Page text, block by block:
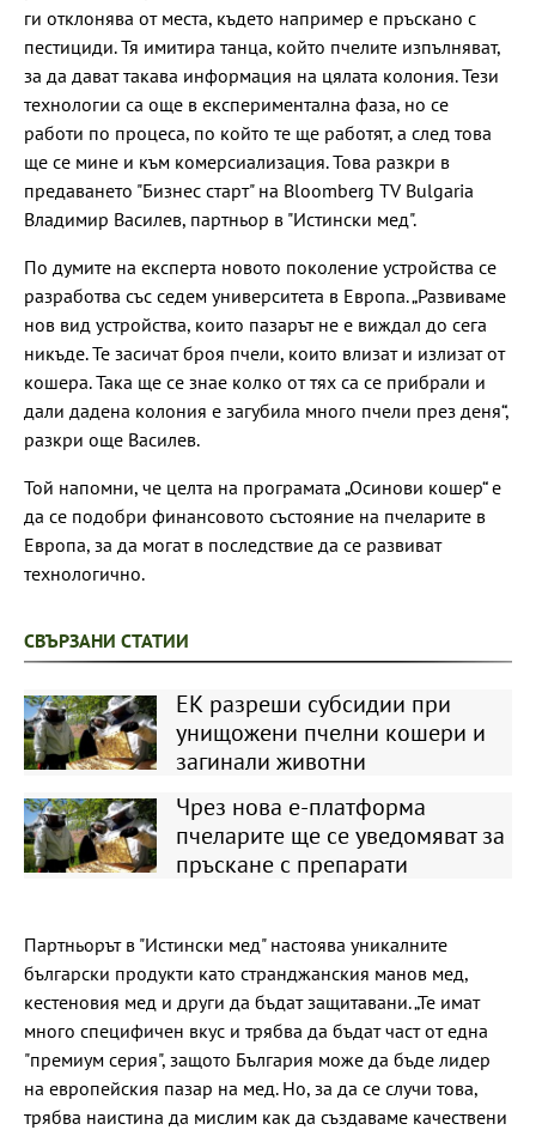
ги отклонява от места, където например е пръскано с
пестициди. Тя имитира танца, който пчелите изпълняват,
за да дават такава информация на цялата колония. Тези
технологии са още в експериментална фаза, но се
работи по процеса, по който те ще работят, а след това
ще се мине и към комерсиализация. Това разкри в
предаването "Бизнес старт" на Bloomberg TV Bulgaria
Владимир Василев, партньор в "Истински мед".
По думите на експерта новото поколение устройства се
разработва със седем университета в Европа. „Развиваме
нов вид устройства, които пазарът не е виждал до сега
никъде. Те засичат броя пчели, които влизат и излизат от
кошера. Така ще се знае колко от тях са се прибрали и
дали дадена колония е загубила много пчели през деня“,
разкри още Василев.
Той напомни, че целта на програмата „Осинови кошер“ е
да се подобри финансовото състояние на пчеларите в
Европа, за да могат в последствие да се развиват
технологично.
СВЪРЗАНИ СТАТИИ
ЕК разреши субсидии при
унищожени пчелни кошери и
загинали животни
Чрез нова е-платформа
пчеларите ще се уведомяват за
пръскане с препарати
Партньорът в "Истински мед" настоява уникалните
български продукти като странджанския манов мед,
кестеновия мед и други да бъдат защитавани. „Те имат
много специфичен вкус и трябва да бъдат част от една
"премиум серия", защото България може да бъде лидер
на европейския пазар на мед. Но, за да се случи това,
трябва наистина да мислим как да създаваме качествени